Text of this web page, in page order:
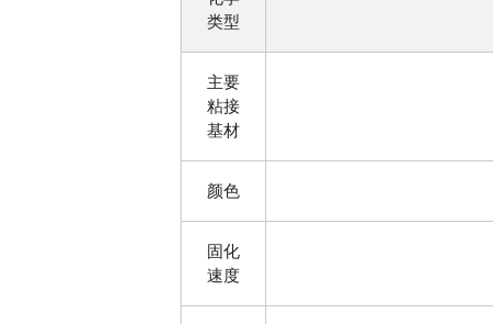
类型
主要
粘接
基材
颜色
固化
速度